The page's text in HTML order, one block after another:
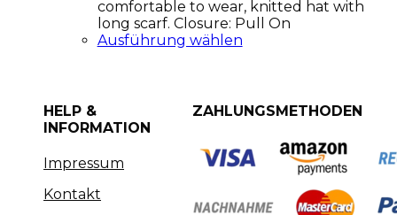
comfortable to wear, knitted hat with
long scarf. Closure: Pull On
Ausführung wählen
HELP &
INFORMATION
Impressum
Kontakt
ZAHLUNGSMETHODEN